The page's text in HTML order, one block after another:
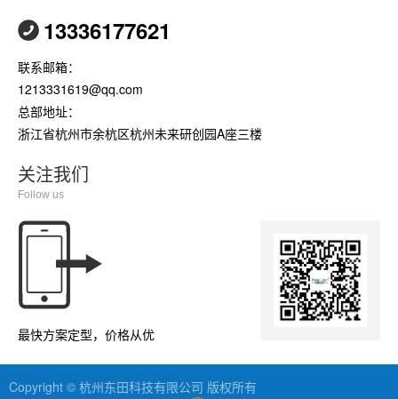
13336177621
联系邮箱：
1213331619@qq.com
总部地址：
浙江省杭州市余杭区杭州未来研创园A座三楼
关注我们
Follow us
最快方案定型，价格从优
Copyright © 杭州东田科技有限公司 版权所有